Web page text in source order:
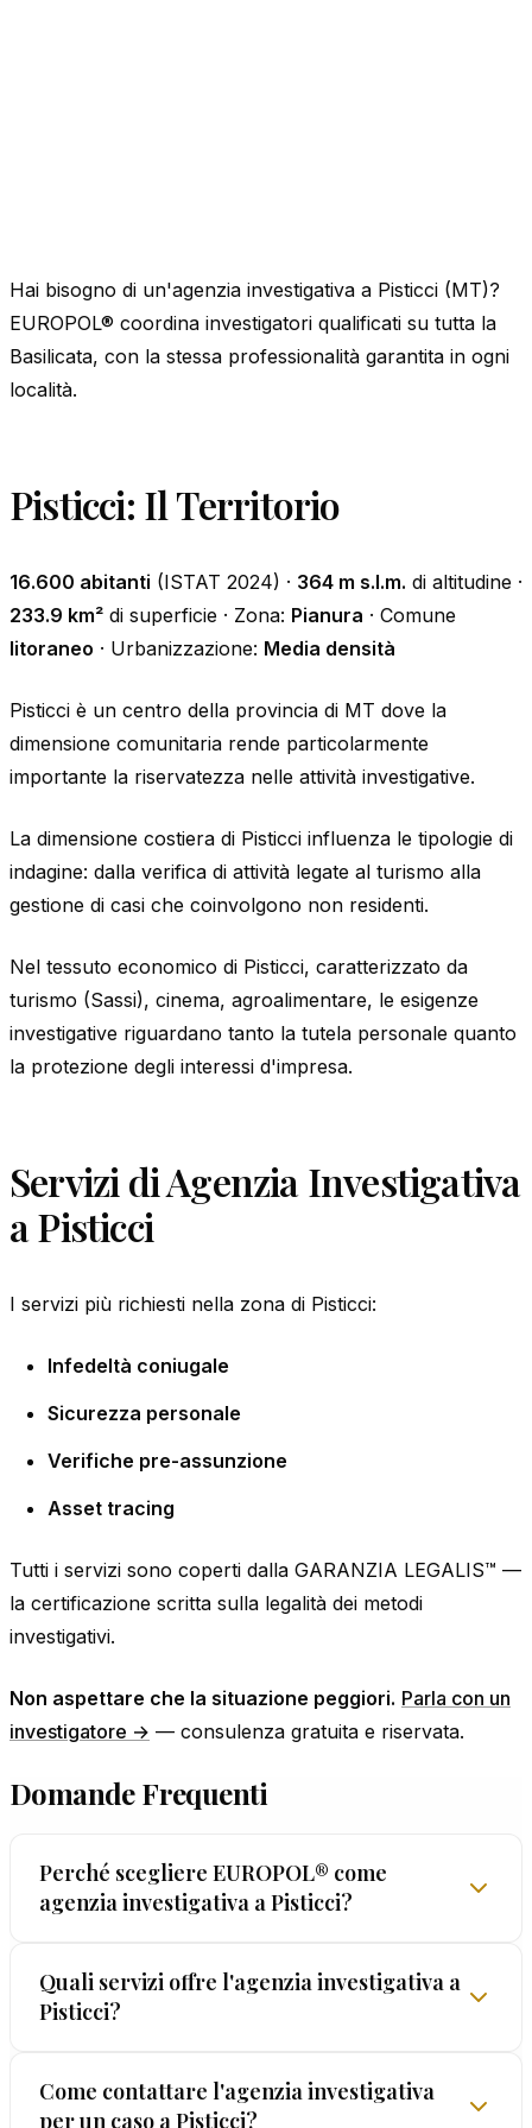
Hai bisogno di un'agenzia investigativa a Pisticci (MT)?
EUROPOL® coordina investigatori qualificati su tutta la
Basilicata, con la stessa professionalità garantita in ogni
località.
Pisticci: Il Territorio
16.600 abitanti (ISTAT 2024) · 364 m s.l.m. di altitudine ·
233.9 km² di superficie · Zona: Pianura · Comune
litoraneo · Urbanizzazione: Media densità
Pisticci è un centro della provincia di MT dove la
dimensione comunitaria rende particolarmente
importante la riservatezza nelle attività investigative.
La dimensione costiera di Pisticci influenza le tipologie di
indagine: dalla verifica di attività legate al turismo alla
gestione di casi che coinvolgono non residenti.
Nel tessuto economico di Pisticci, caratterizzato da
turismo (Sassi), cinema, agroalimentare, le esigenze
investigative riguardano tanto la tutela personale quanto
la protezione degli interessi d'impresa.
Servizi di Agenzia Investigativa
a Pisticci
I servizi più richiesti nella zona di Pisticci:
Infedeltà coniugale
Sicurezza personale
Verifiche pre-assunzione
Asset tracing
Tutti i servizi sono coperti dalla GARANZIA LEGALIS™ —
la certificazione scritta sulla legalità dei metodi
investigativi.
Non aspettare che la situazione peggiori. Parla con un
investigatore → — consulenza gratuita e riservata.
Domande Frequenti
Perché scegliere EUROPOL® come
agenzia investigativa a Pisticci?
A Pisticci, la differenza la fanno l'esperienza e le
garanzie. EUROPOL® opera dal 1962 con licenza
LEGALIS™ — l'unica certificazione scritta sulla
legalità dei metodi in Italia.
Quali servizi offre l'agenzia investigativa a
Pisticci?
I servizi disponibili a Pisticci spaziano dall'ambito
personale — infedeltà, separazioni, verifiche pre-
Come contattare l'agenzia investigativa
per un caso a Pisticci?